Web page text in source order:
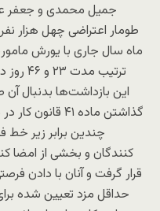
جمیل محمدی و جعفر
طومار اعتراضی چهل هزار
ماه سال جاری با یورش
این بازداشت‌ها بدنبال آن
گذاشتن ماده
چندین برابر زیر خط
کنندگان و بخشی از امضا
قرار گرفت و آنان با دادن